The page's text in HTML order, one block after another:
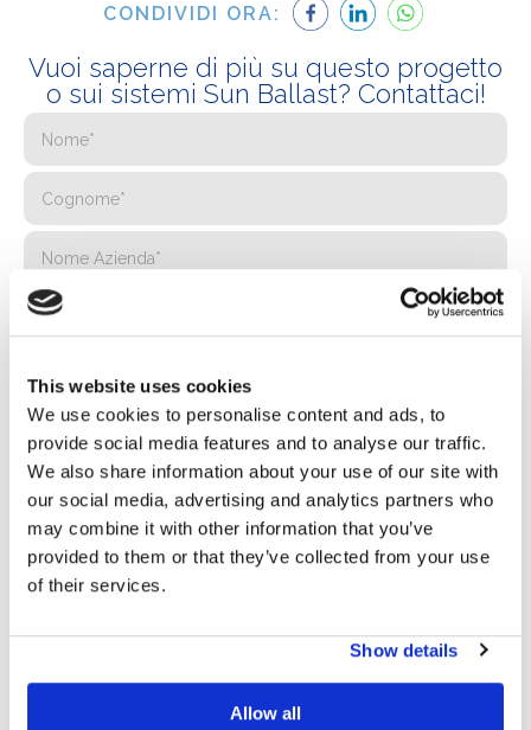
This website uses cookies
We use cookies to personalise content and ads, to
provide social media features and to analyse our traffic.
We also share information about your use of our site with
our social media, advertising and analytics partners who
may combine it with other information that you’ve
provided to them or that they’ve collected from your use
of their services.
Show details
Allow all
CONDIVIDI ORA:
Vuoi saperne di più su questo progetto
o sui sistemi Sun Ballast? Contattaci!